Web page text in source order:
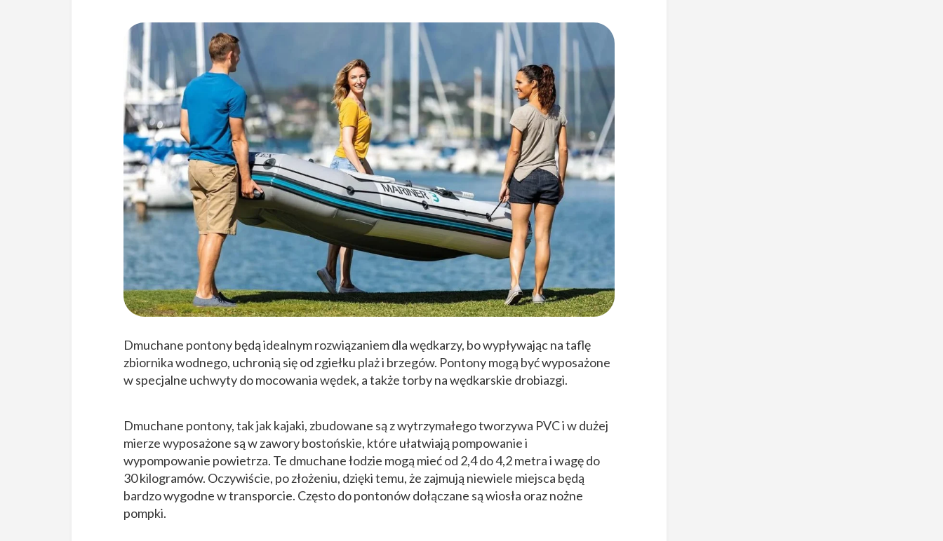
Dmuchane pontony będą idealnym rozwiązaniem dla wędkarzy, bo wypływając na taflę
zbiornika wodnego, uchronią się od zgiełku plaż i brzegów. Pontony mogą być wyposażone
w specjalne uchwyty do mocowania wędek, a także torby na wędkarskie drobiazgi.
Dmuchane pontony, tak jak kajaki, zbudowane są z wytrzymałego tworzywa PVC i w dużej
mierze wyposażone są w zawory bostońskie, które ułatwiają pompowanie i
wypompowanie powietrza. Te dmuchane łodzie mogą mieć od 2,4 do 4,2 metra i wagę do
30 kilogramów. Oczywiście, po złożeniu, dzięki temu, że zajmują niewiele miejsca będą
bardzo wygodne w transporcie. Często do pontonów dołączane są wiosła oraz nożne
pompki.